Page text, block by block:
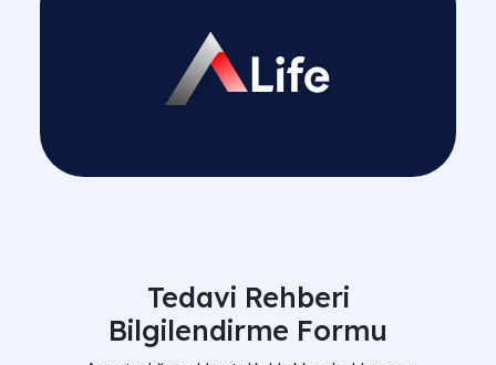
Tedavi Rehberi
Bilgilendirme Formu